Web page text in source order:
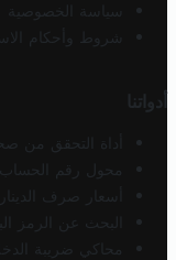
سياسة الخصوصية
شروط وأحكام
أدواتنا
أداة التحقق من
محول رقم الحساب
أسعار صرف
البحث عن الرمز
محاكي ضريبة